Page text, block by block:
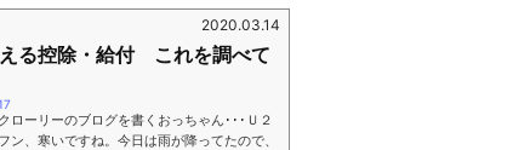
に言っていることで･･･実際、人に心配をか
とではないでしょうか？不安そうにニュース
て病院振りまいているのと何が変わるのでし
2020.03.14
る控除・給付 これを調べて
ローリーのブログを書くおっちゃん･･･Ｕ２
ン、寒いですね。今日は雨が降ってたので、